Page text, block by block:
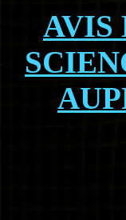
AVIS